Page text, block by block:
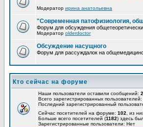
Модератор ирина анатольевна
"Современная патофизиология,
Форум для обсуждения
Модератор olderdoctor
Обсуждение насущного
Форум для рассуждалок на
Кто сейчас на форуме
Наши пользователи оставили сообщений:
Всего зарегистрированных пользователей:
Последний зарегистрированный
Сейчас посетителей на форуме: 102 , из
Больше всего посетителей (1182) здесь
Зарегистрированные пользователи: Нет